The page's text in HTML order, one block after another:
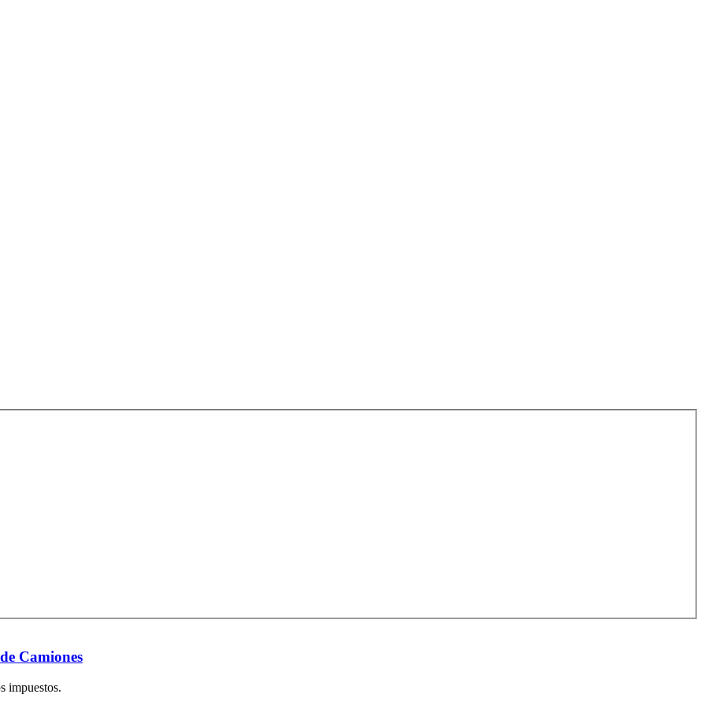
Camiones
impuestos.